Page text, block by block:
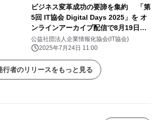
ビジネス変革成功の要諦を集約 「第
5回 IT協会 Digital Days 2025」を オ
ンラインアーカイブ配信で8月19日か
ら開催
公益社団法人企業情報化協会(IT協会)
2025年7月24日 11:00
行者のリリースをもっと見る